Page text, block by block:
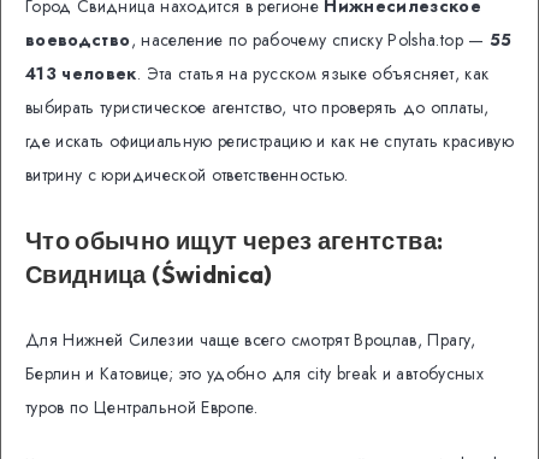
Город Свидница находится в регионе Нижнесилезское
воеводство, население по рабочему списку Polsha.top — 55
413 человек. Эта статья на русском языке объясняет, как
выбирать туристическое агентство, что проверять до оплаты,
где искать официальную регистрацию и как не спутать красивую
витрину с юридической ответственностью.
Что обычно ищут через агентства:
Свидница (Świdnica)
Для Нижней Силезии чаще всего смотрят Вроцлав, Прагу,
Берлин и Катовице; это удобно для city break и автобусных
туров по Центральной Европе.